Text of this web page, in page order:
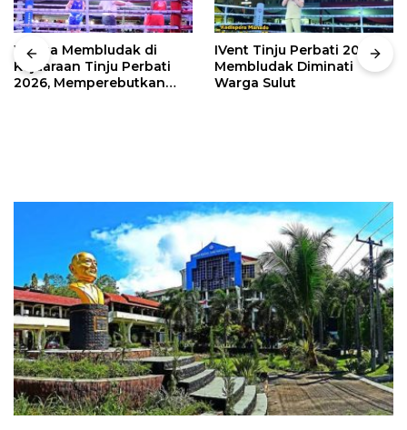
Warga Membludak di
Kejuaraan Tinju Perbati
2026, Memperebutkan
IVent Tinju Perbati 2026
Membludak Diminati
Warga Sulut